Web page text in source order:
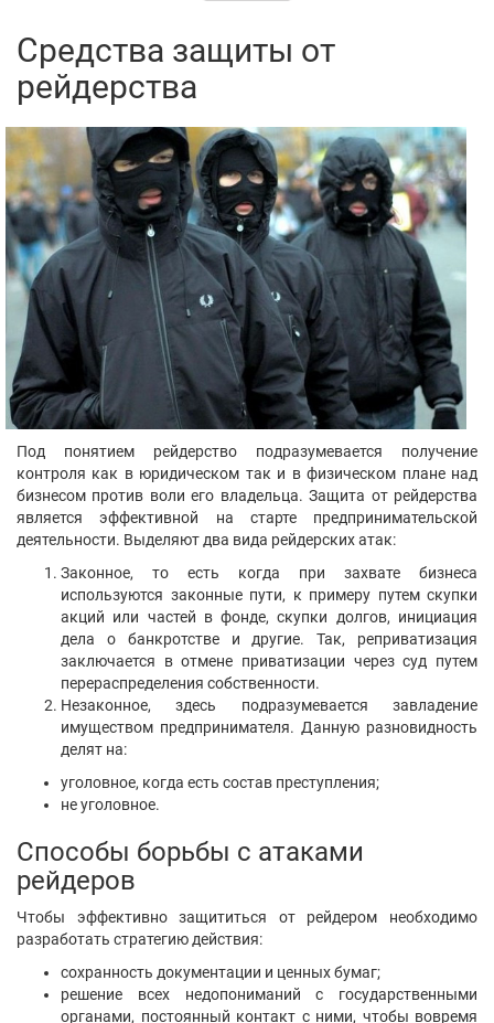
Средства защиты от
рейдерства
Под понятием рейдерство подразумевается получение
контроля как в юридическом так и в физическом плане над
бизнесом против воли его владельца. Защита от рейдерства
является эффективной на старте предпринимательской
деятельности. Выделяют два вида рейдерских атак:
Законное, то есть когда при захвате бизнеса
используются законные пути, к примеру путем скупки
акций или частей в фонде, скупки долгов, инициация
дела о банкротстве и другие. Так, реприватизация
заключается в отмене приватизации через суд путем
перераспределения собственности.
Незаконное, здесь подразумевается завладение
имуществом предпринимателя. Данную разновидность
делят на:
уголовное, когда есть состав преступления;
не уголовное.
Способы борьбы с атаками
рейдеров
Чтобы эффективно защититься от рейдером необходимо
разработать стратегию действия:
сохранность документации и ценных бумаг;
решение всех недопониманий с государственными
органами, постоянный контакт с ними, чтобы вовремя